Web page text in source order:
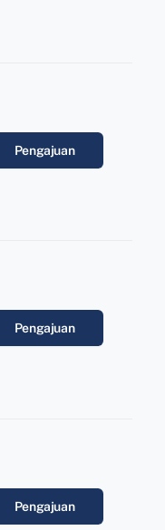
Pengajuan
Pengajuan
Pengajuan